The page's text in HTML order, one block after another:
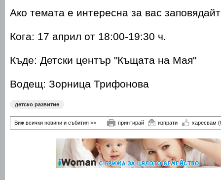
Ако темата е интересна за вас
Кога: 17 април от 18:00-19:30 ч.
Къде: Детски център "Къщата на Мая"
Водещ: Зорница Трифонова
детско развитие
Виж всички новини и събития >> принтирай изпрати харесвам